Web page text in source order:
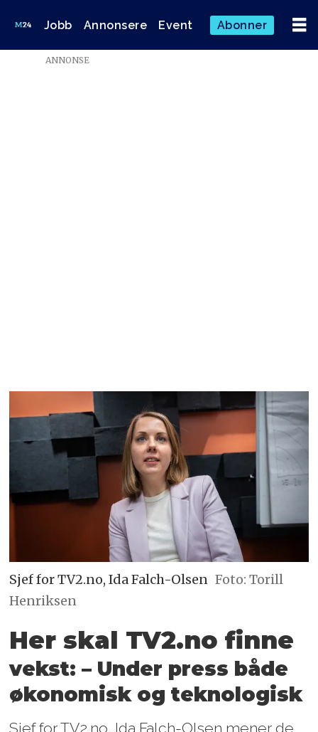
Jobb Annonsere Event Abonner
ANNONSE
Sjef for TV2.no, Ida Falch-Olsen Foto: Torill
Henriksen
Her skal TV2.no finne
vekst: – Under press både
økonomisk og teknologisk
Sjef for TV2.no, Ida Falch-Olsen mener de